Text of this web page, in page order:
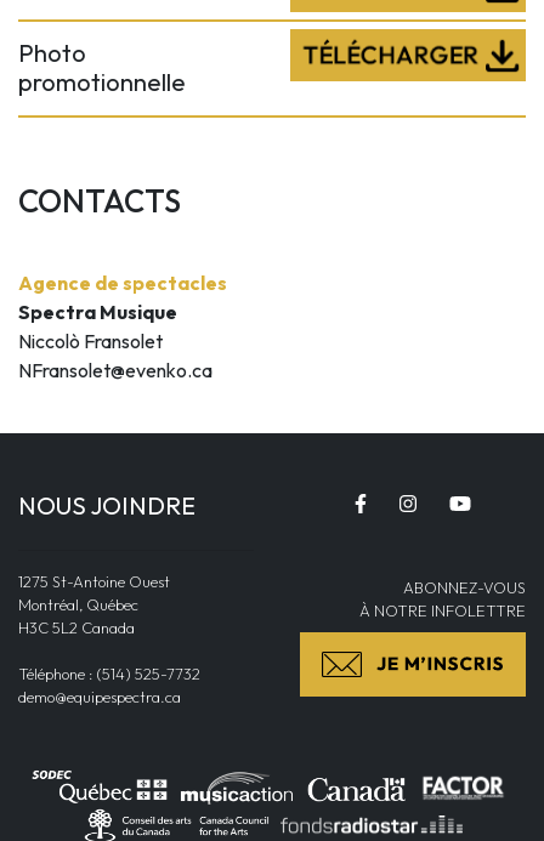
Photo
promotionnelle
CONTACTS
Agence de spectacles
Spectra Musique
Niccolò Fransolet
NFransolet@evenko.ca
NOUS JOINDRE
1275 St-Antoine Ouest
Montréal, Québec
H3C 5L2 Canada
Téléphone : (514) 525-7732
demo@equipespectra.ca
ABONNEZ-VOUS
À NOTRE INFOLETTRE